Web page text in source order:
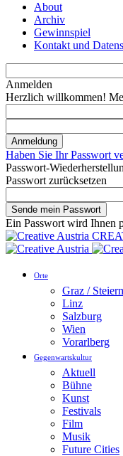
About
Archiv
Gewinnspiel
Kontakt und
Anmelden
Herzlich willkommen!
Haben Sie Ihr Passwort
Passwort-
Passwort zurücksetzen
Ein Passwort wird Ihnen
Orte
Graz /
Linz
Salzburg
Wien
Vorarlberg
Gegenwartskultur
Aktuell
Bühne
Kunst
Festivals
Film
Musik
Future Cities